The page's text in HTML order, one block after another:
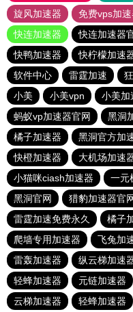
旋风加速器
免费vps加
快连加速器
快连加速器
快鸭加速器
快柠檬加速
软件中心
雷霆加速
小美
小美vpn 小美加
蚂蚁vp加速器官网
黑洞
橘子加速器
黑洞官方加
快橙加速器
大机场加速
小猫咪ciash加速器
一元
黑洞官网
猎豹加速器官
雷霆加速免费永久
橘子
爬墙专用加速器
飞兔加
雷轰加速器
纵云梯加速
轻蜂加速器
元链加速器
云梯加速器
轻蜂加速器